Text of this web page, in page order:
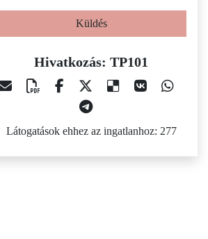
Küldés
Hivatkozás: TP101
Látogatások ehhez az ingatlanhoz: 277